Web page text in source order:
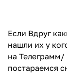
Если Вдруг
нашли их у
на Телеграмм/
постараемся